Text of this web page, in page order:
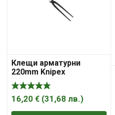
Клещи арматурни
220mm Knipex
16,20 € (31,68 лв.)